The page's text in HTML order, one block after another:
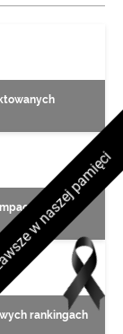
Factor w
rankingachpamięci